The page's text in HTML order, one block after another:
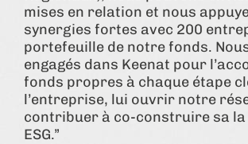
mises en relation et nous
synergies fortes avec 200
portefeuille de notre fonds.
engagés dans Keenat pour
fonds propres à chaque étape
l’entreprise, lui ouvrir notre
contribuer à co-construire sa
ESG.”